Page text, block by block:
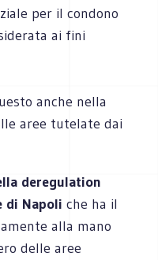
per il condono
ai fini
anche nella
aree tutelate dai
deregulation
di Napoli che ha il
alla mano
delle aree